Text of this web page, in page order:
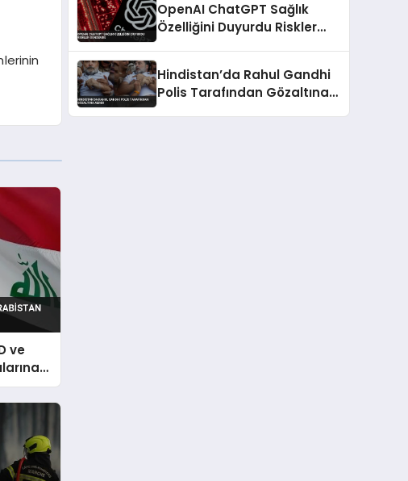
ve
OpenAI ChatGPT Sağlık
Özelliğini Duyurdu Riskler
Hindistan’da Rahul Gandhi
Polis Tarafından Gözaltına